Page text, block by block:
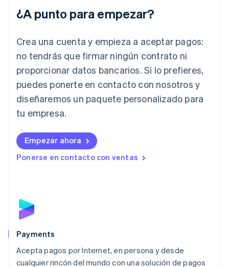
¿A punto para empezar?
Crea una cuenta y empieza a aceptar pagos:
no tendrás que firmar ningún contrato ni
proporcionar datos bancarios. Si lo prefieres,
puedes ponerte en contacto con nosotros y
diseñaremos un paquete personalizado para
tu empresa.
Empezar ahora
Ponerse en contacto con ventas
Payments
Acepta pagos por Internet, en persona y desde
cualquier rincón del mundo con una solución de pagos
India
English
Italia
ItalianoEnglish
Japón
日本語 English
Letonia
Liechtenstein
Lituania
English
Luxemburgo
Malta
English
EspañolEnglish
English
Nueva Zelanda